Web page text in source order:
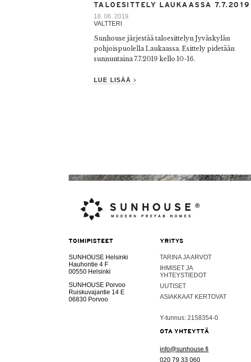
TALOESITTELY LAUKAASSA 7.7.2019
18. 06. 2019
VALTTERI
Sunhouse järjestää taloesittelyn Jyväskylän
pohjoispuolella Laukaassa. Esittely pidetään
sunnuntaina 7.7.2019 kello 10-16.
LUE LISÄÄ
TOIMIPISTEET
SUNHOUSE Helsinki
Hauhontie 4 F
00550 Helsinki
SUNHOUSE Porvoo
Ruiskuvajantie 14 E
06830 Porvoo
YRITYS
TARINA JA ARVOT
IHMISET JA
YHTEYSTIEDOT
UUTISET
ASIAKKAAT KERTOVAT
Y-tunnus: 2158354-0
OTA YHTEYTTÄ
info@sunhouse.fi
020 79 33 060